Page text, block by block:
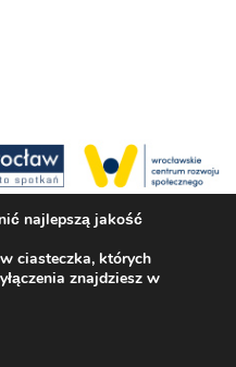
w partnerstwie z
Dzieci (UNICEF)
najlepszą jakość
ciasteczka, których
znajdziesz w